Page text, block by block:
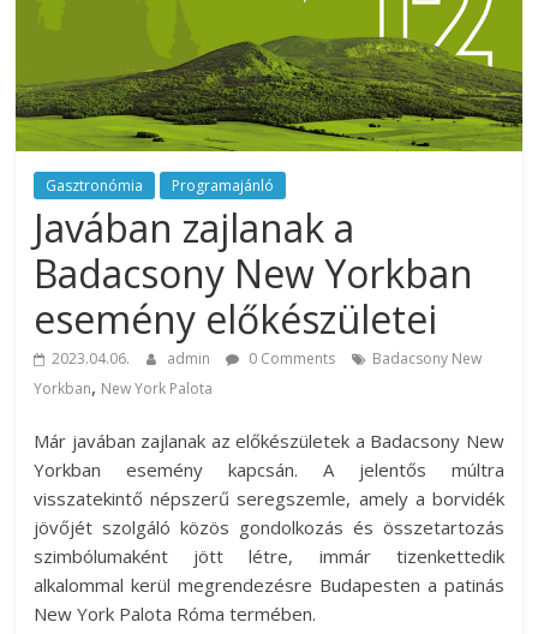
Rendezvények,
rendezvénytechnika,
rendezvényeszközök,
rendezvénygasztronómia,
catering.
Útmutató
úgy
rendezvényszervező
kollégáknak,
mint
céges
rendezvények
szervezőinek,
vagy
az
esküvőjüket
tervezgető
Gasztronómia Programajánló
Javában zajlanak a
Badacsony New Yorkban
esemény előkészületei
2023.04.06. admin 0 Comments
Badacsony New
Yorkban, New York Palota
Már javában zajlanak az előkészületek a Badacsony New
Yorkban esemény kapcsán. A jelentős múltra
visszatekintő népszerű seregszemle, amely a borvidék
jövőjét szolgáló közös gondolkozás és összetartozás
szimbólumaként jött létre, immár tizenkettedik
alkalommal kerül megrendezésre Budapesten a patinás
New York Palota Róma termében.